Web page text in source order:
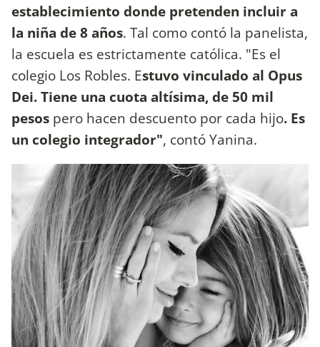
establecimiento donde pretenden incluir a
la niña de 8 años. Tal como contó la panelista,
la escuela es estrictamente católica. "Es el
colegio Los Robles. Estuvo vinculado al Opus
Dei. Tiene una cuota altísima, de 50 mil
pesos pero hacen descuento por cada hijo. Es
un colegio integrador", contó Yanina.